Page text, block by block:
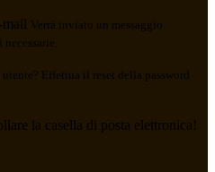
mail Verrà inviato un messaggio
Effettua il reset della password
la casella di posta elettronica!